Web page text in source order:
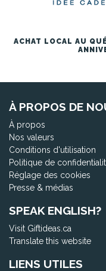
ACHAT LOCAL AU
À PROPOS DE
À propos
Nos valeurs
Conditions d'utilisation
Politique de
Réglage des cookies
Presse & médias
SPEAK ENGLISH?
Visit Giftideas.ca
Translate this website
LIENS UTILES